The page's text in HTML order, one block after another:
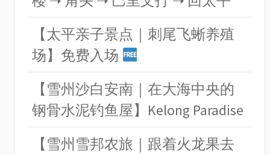
【太平亲子景点｜刺尾飞蜥养殖
场】免费入场
【雪州沙白安南｜在大海中央的
钢骨水泥钓鱼屋】Kelong Paradise
【雪州雪邦农旅｜跟着火龙果去